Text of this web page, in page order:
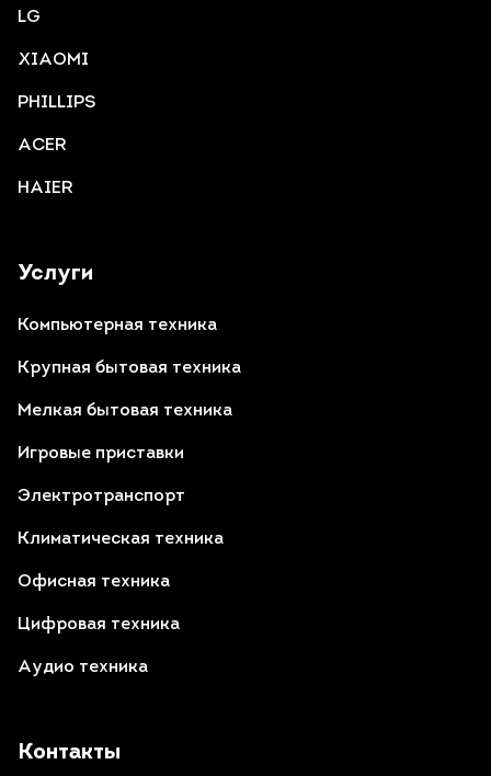
Контакты
Услуги
Компьютерная техника
Крупная бытовая техника
Мелкая бытовая техника
Игровые приставки
Электротранспорт
Климатическая техника
Офисная техника
Цифровая техника
Аудио техника
LG
XIAOMI
PHILLIPS
ACER
HAIER